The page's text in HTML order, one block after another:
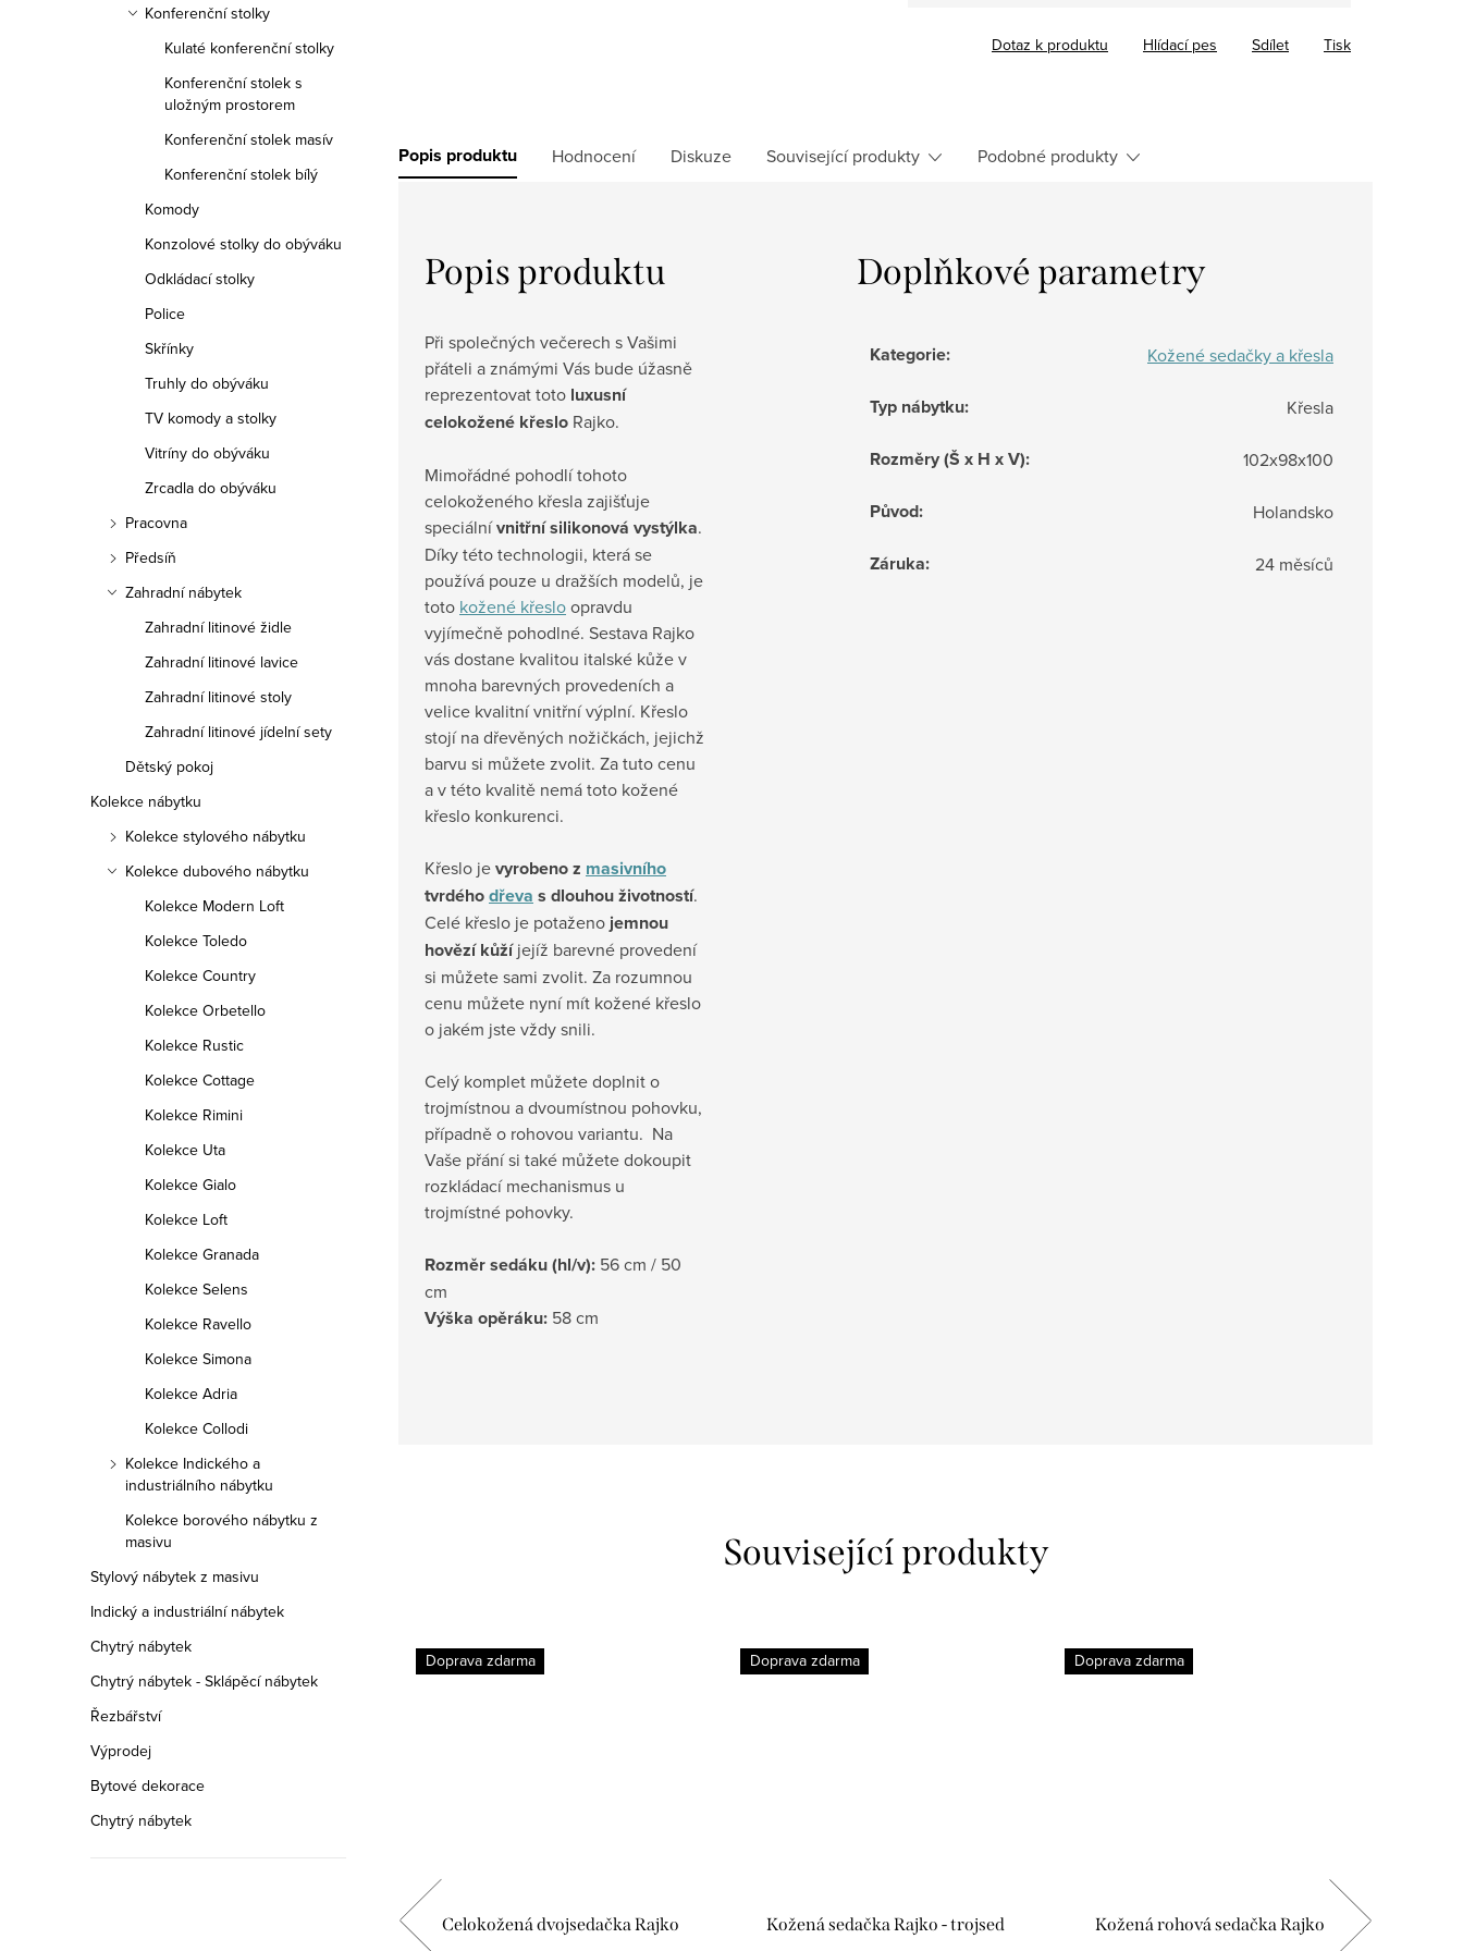
Konferenční stolky
Kulaté konferenční stolky
Konferenční stolek s
uložným prostorem
Konferenční stolek masív
Konferenční stolek bílý
Komody
Konzolové stolky do obýváku
Odkládací stolky
Police
Skřínky
Truhly do obýváku
TV komody a stolky
Vitríny do obýváku
Zrcadla do obýváku
Pracovna
Předsíň
Zahradní nábytek
Zahradní litinové židle
Zahradní litinové lavice
Zahradní litinové stoly
Zahradní litinové jídelní sety
Dětský pokoj
Kolekce nábytku
Kolekce stylového nábytku
Kolekce dubového nábytku
Kolekce Modern Loft
Kolekce Toledo
Kolekce Country
Kolekce Orbetello
Kolekce Rustic
Kolekce Cottage
Kolekce Rimini
Kolekce Uta
Kolekce Gialo
Kolekce Loft
Kolekce Granada
Kolekce Selens
Kolekce Ravello
Kolekce Simona
Kolekce Adria
Kolekce Collodi
Kolekce Indického a
industriálního nábytku
Kolekce borového nábytku z
masivu
Stylový nábytek z masivu
Indický a industriální nábytek
Chytrý nábytek
Chytrý nábytek - Sklápěcí nábytek
Řezbářství
Výprodej
Bytové dekorace
Chytrý nábytek
Tisk
Dotaz k produktu Hlídací pes Sdílet
Popis produktu Hodnocení Diskuze Související produkty Podobné produkty
Popis produktu
Při společných večerech s Vašimi
přáteli a známými Vás bude úžasně
reprezentovat toto luxusní
celokožené křeslo Rajko.
Mimořádné pohodlí tohoto
celokoženého křesla zajišťuje
speciálnívnitřní silikonová vystýlka.
Díky této technologii, která se
používá pouze u dražších modelů, je
toto kožené křesloopravdu
vyjímečně pohodlné. Sestava Rajko
vás dostane kvalitou italské kůže v
mnoha barevných provedeních a
velice kvalitní vnitřní výplní. Křeslo
stojí na dřevěných nožičkách, jejichž
barvu si můžete zvolit. Za tuto cenu
a v této kvalitě nemá toto kožené
křeslo konkurenci.
Křeslo jevyrobeno z masivního
tvrdéhodřeva s dlouhou životností.
Celé křeslo je potaženojemnou
hovězí kůžíjejíž barevné provedení
si můžete sami zvolit. Za rozumnou
cenu můžete nyní mít kožené křeslo
o jakém jste vždy snili.
Celý komplet můžete doplnit o
trojmístnou a dvoumístnou pohovku,
případně o rohovou variantu. Na
Vaše přání si také můžete dokoupit
rozkládací mechanismus u
trojmístné pohovky.
Rozměr sedáku (hl/v): 56 cm / 50
cm
Výška opěráku: 58 cm
Doplňkové parametry
Kategorie: Kožené sedačky a křesla
Typ nábytku: Křesla
Rozměry (Š x H x V): 102x98x100
Původ: Holandsko
Záruka: 24 měsíců
Související produkty
Doprava zdarma Doprava zdarma
Celokožená dvojsedačka Rajko
Doprava zdarma
Kožená sedačka Rajko - trojsed
Doprava zdarma
Kožená rohová sedačka Rajko